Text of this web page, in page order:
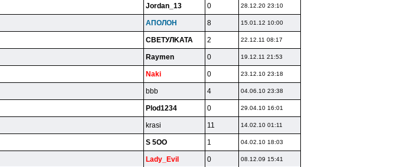
Jordan_13 0 28.12.20 23:10
AПOЛOH 8 15.01.12 10:00
CBETУЛKATA 2 22.12.11 08:17
Raymen 0 19.12.11 21:53
Naki 0 23.12.10 23:18
bbb 4 04.06.10 23:38
Plod1234 0 29.04.10 16:01
krasi 11 14.02.10 01:11
S 5OO 1 04.02.10 18:03
Lady_Evil 0 08.12.09 15:41